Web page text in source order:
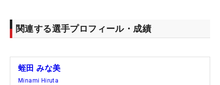
関連する選手プロフィール・成績
蛭田 みな美
Minami Hiruta